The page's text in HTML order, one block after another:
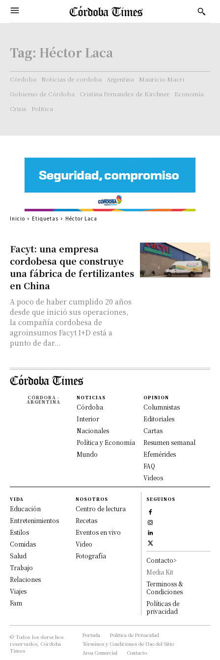
Tag: Héctor Laca
Córdoba Noticias de cordoba Argentina
Mauricio Macri
Gobierno de Córdoba
Cristina Fernandez de Kirchner
Economía
Crisis
Politica
Facyt: una empresa
cordobesa que construye
una fábrica de fertilizantes
en China
A poco de haber cumplido 20 años
desde que inició sus operaciones,
la compañía cordobesa de
agroinsumos Facyt I+D está a
punto de dar...
Inicio Etiquetas Héctor Laca
CÓRDOBA -
ARGENTINA
NOTICIAS
Córdoba
Interior
Nacionales
Política y Economía
Mundo
OPINION
Columnistas
Editoriales
Cartas
Resumen semanal
Efemérides
FAQ
Videos
VIDA
Educación
Entretenimientos
Estilos
Comidas
Salud
Trabajo
Relaciones
Viajes
Fam
NOSOTROS
Centro de lectura
Recetas
Eventos en vivo
Video
Fotografía
SEGUINOS
Contacto>
Media Kit
Terminoss &
Condiciones
Políticas de
privacidad
© Todos los derechos
reservados, Córdoba
Times
Portada
Política de Privacidad
Términos y Condiciones de Uso del Sitio
Area Comercial
Contacto